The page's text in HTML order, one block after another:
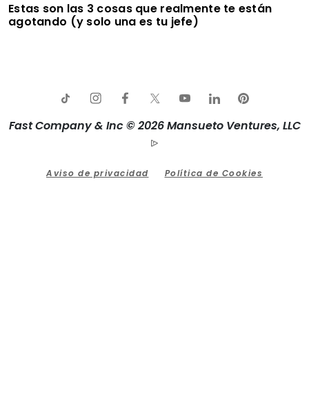
Estas son las 3 cosas que realmente te están
agotando (y solo una es tu jefe)
Fast Company & Inc © 2026 Mansueto Ventures, LLC
Aviso de privacidad Política de Cookies